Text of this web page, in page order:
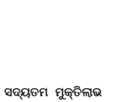
ମୁକ୍ତିଲାଭ